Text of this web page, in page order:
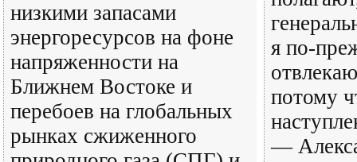
низкими запасами
энергоресурсов на фоне
напряженности на
Ближнем Востоке и
перебоев на глобальных
рынках сжиженного
я по-
потому
—